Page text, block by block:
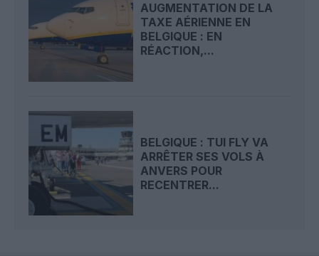
AUGMENTATION DE LA
TAXE AÉRIENNE EN
BELGIQUE : EN
RÉACTION,...
BELGIQUE : TUI FLY VA
ARRÊTER SES VOLS À
ANVERS POUR
RECENTRER...